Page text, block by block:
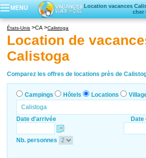
MENU
Location vacances
cher
Locations vacances
États-Unis CA Calistoga
Location de
Calistoga
Comparez les offres de locations près de
Campings Hôtels Locations
Date d'arrivée Date
Nb. personnes